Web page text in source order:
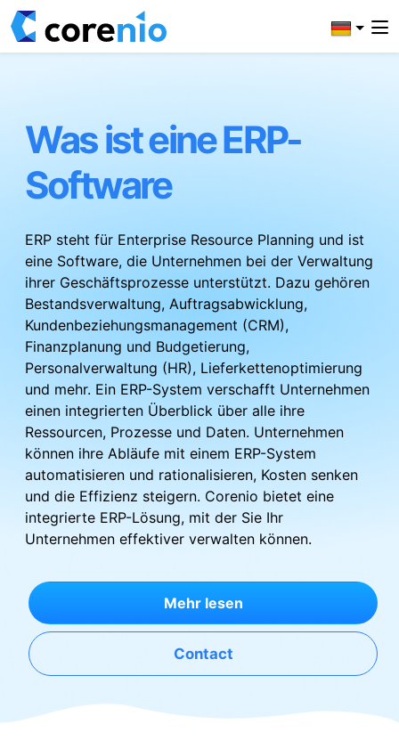
Was ist eine ERP-
Software
ERP steht für Enterprise Resource Planning und ist
eine Software, die Unternehmen bei der Verwaltung
ihrer Geschäftsprozesse unterstützt. Dazu gehören
Bestandsverwaltung, Auftragsabwicklung,
Kundenbeziehungsmanagement (CRM),
Finanzplanung und Budgetierung,
Personalverwaltung (HR), Lieferkettenoptimierung
und mehr. Ein ERP-System verschafft Unternehmen
einen integrierten Überblick über alle ihre
Ressourcen, Prozesse und Daten. Unternehmen
können ihre Abläufe mit einem ERP-System
automatisieren und rationalisieren, Kosten senken
und die Effizienz steigern. Corenio bietet eine
integrierte ERP-Lösung, mit der Sie Ihr
Unternehmen effektiver verwalten können.
Mehr lesen
Contact